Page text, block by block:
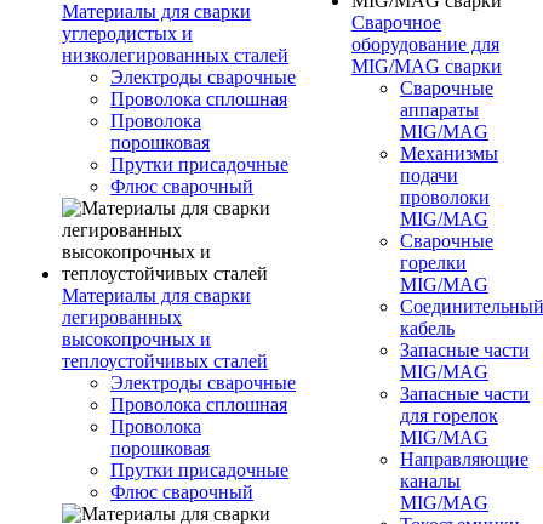
Материалы для сварки
углеродистых и
низколегированных сталей
Электроды сварочные
Проволока сплошная
Проволока
порошковая
Прутки присадочные
Флюс сварочный
Материалы для сварки
легированных
высокопрочных и
теплоустойчивых сталей
Электроды сварочные
Проволока сплошная
Проволока
порошковая
Прутки присадочные
Флюс сварочный
Сварочное
оборудование для
MIG/MAG сварки
Сварочные
аппараты
MIG/MAG
Механизмы
подачи
проволоки
MIG/MAG
Сварочные
горелки
MIG/MAG
Соединительный
кабель
Запасные части
MIG/MAG
Запасные части
для горелок
MIG/MAG
Направляющие
каналы
MIG/MAG